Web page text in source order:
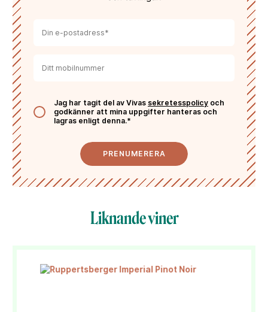
Jag har tagit del av Vivas sekretesspolicy och
godkänner att mina uppgifter hanteras och
lagras enligt denna.*
PRENUMERERA
Liknande viner